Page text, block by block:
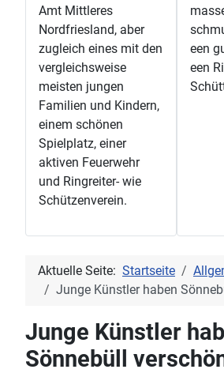
Amt Mittleres
Nordfriesland, aber
zugleich eines mit den
vergleichsweise
meisten jungen
Familien und Kindern,
einem schönen
Spielplatz, einer
aktiven Feuerwehr
und Ringreiter- wie
Schützenverein.
een
een
Aktuelle Seite: Startseite
Junge Künstler haben
Junge Künstler
Sönnebüll